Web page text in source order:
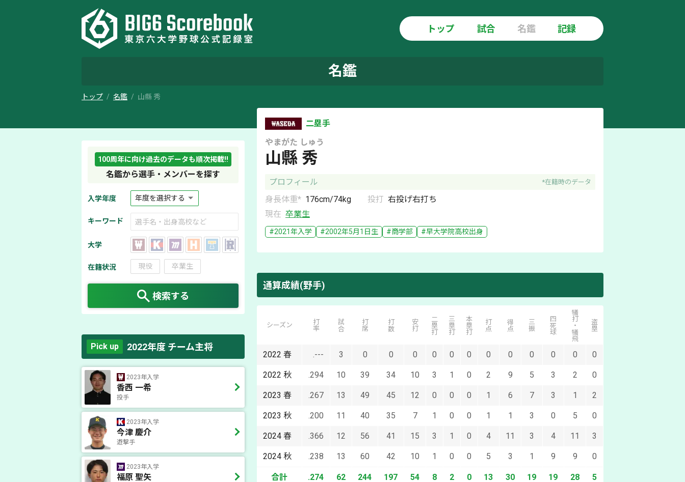
トップ 試合 名鑑 記録
名鑑
トップ 名鑑 山縣 秀
100周年に向け過去のデータも順次掲載!!
名鑑から選手・メンバーを探す
入学年度
キーワード
大学
在籍状況 現役 卒業生
検索する
Pick up 2022年度 チーム主将
2023年入学
香西 一希
投手
2023年入学
今津 慶介
遊撃手
2023年入学
福原 聖矢
二塁手
山縣 秀
やまがた しゅう
プロフィール *在籍時のデータ
身長体重* 176cm/74kg 投打 右投げ右打ち
現在 卒業生
#2021年入学 #2002年5月1日 生 #商学部 #早大学院高校出身
通算成績(野手)
シーズン 打率 試合 打席 打数 安打 二塁打 三塁打 本塁打 打点 得点 三振 四死球 犠打・犠飛 盗塁
2022 春 .--- 3 0 0 0 0 0 0 0 0 0 0 0 0
2022 秋 .294 10 39 34 10 3 1 0 2 9 5 3 2 0
2023 春 .267 13 49 45 12 0 0 0 1 6 7 3 1 2
2023 秋 .200 11 40 35 7 1 0 0 1 1 3 0 5 0
2024 春 .366 12 56 41 15 3 1 0 4 11 3 4 11 3
2024 秋 .238 13 60 42 10 1 0 0 5 3 1 9 9 0
合計 .274 62 244 197 54 8 2 0 13 30 19 19 28 5